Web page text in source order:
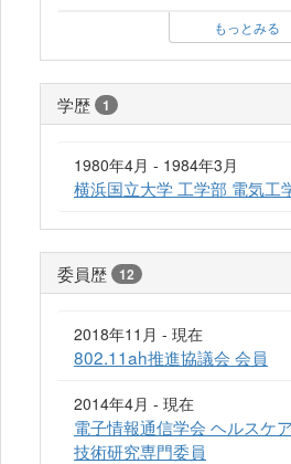
もっとみる
学歴 1
1980年4月 - 1984年3月
横浜国立大学 工学部 電気工
委員歴 12
2018年11月 - 現在
802.11ah推進協議会 会員
2014年4月 - 現在
電子情報通信学会 ヘルスケ
技術研究専門委員